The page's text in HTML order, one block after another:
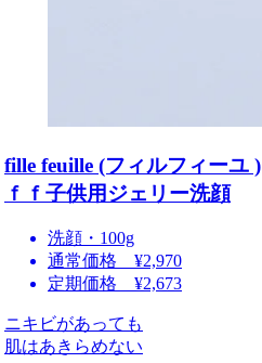
fille feuille (フィルフィーユ )
ｆｆ子供用ジェリー洗顔
洗顔・100g
通常価格 ¥2,970
定期価格 ¥2,673
ニキビがあっても
肌はあきらめない